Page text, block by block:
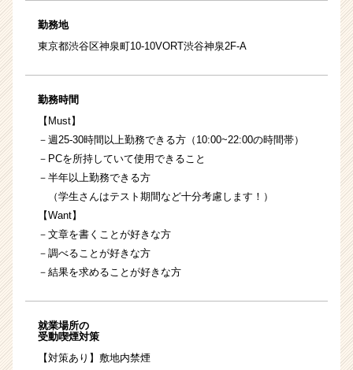
勤務地
東京都渋谷区神泉町10-10VORT渋谷神泉2F-A
勤務時間
【Must】
－週25-30時間以上勤務できる方（10:00~22:00の時間帯）
－PCを所持していて使用できること
－半年以上勤務できる方
（学生さんはテスト期間など十分考慮します！）
【Want】
－文章を書くことが好きな方
－調べることが好きな方
－結果を求めることが好きな方
就業場所の
受動喫煙対策
【対策あり】敷地内禁煙